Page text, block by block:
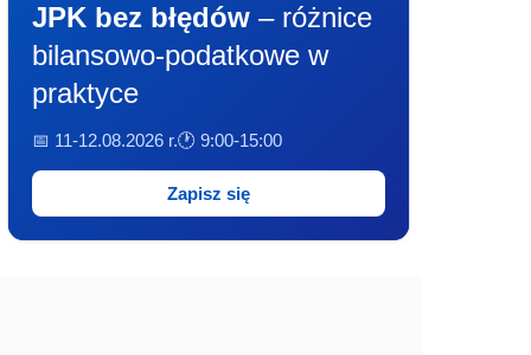
JPK bez błędów – różnice
bilansowo-podatkowe w
praktyce
📅 11-12.08.2026 r.🕐 9:00-15:00
Zapisz się